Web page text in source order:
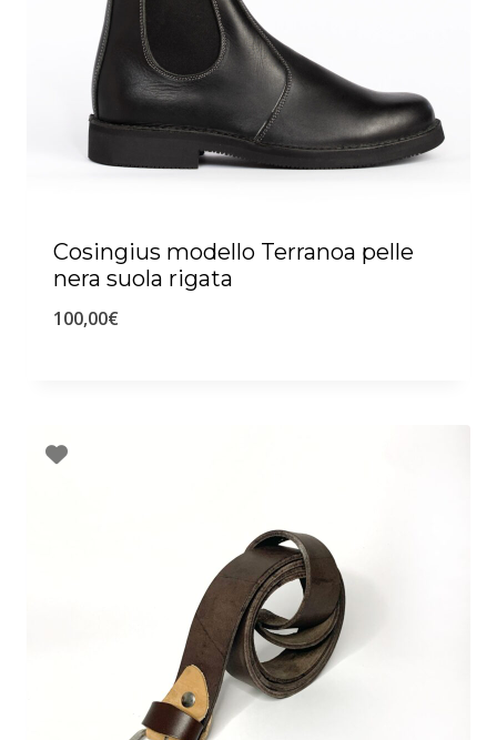
Cosingius modello Terranoa pelle
nera suola rigata
100,00€